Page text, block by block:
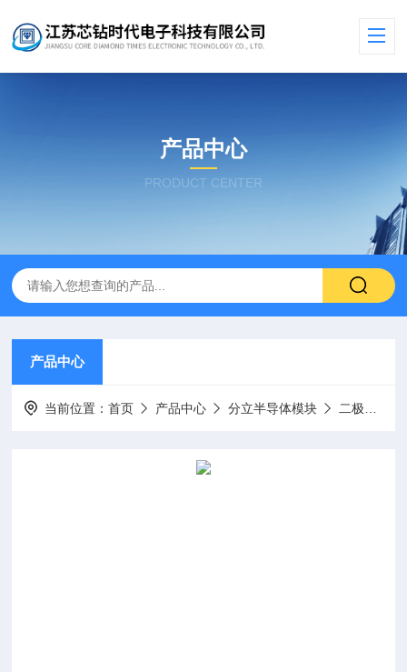
产品中心
PRODUCT CENTER
产品中心
当前位置：首页 产品中心 分立半导体模块 二极管模块